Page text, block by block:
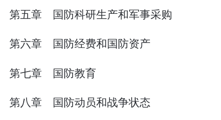
第五章 国防科研生产和军事采购
第六章 国防经费和国防资产
第七章 国防教育
第八章 国防动员和战争状态